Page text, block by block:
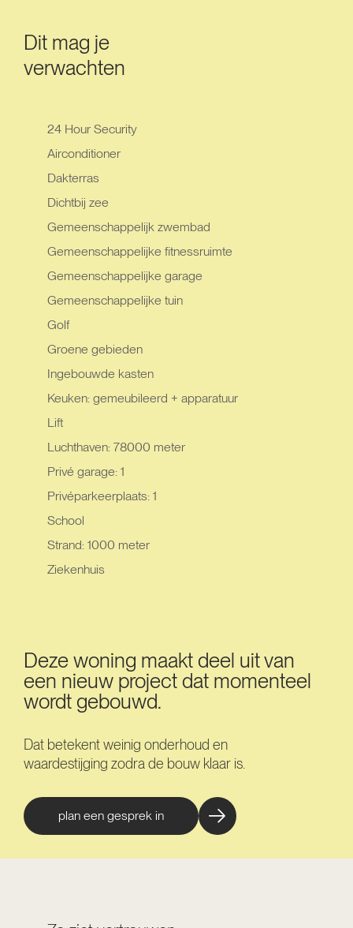
Dit mag je
verwachten
24 Hour Security
Airconditioner
Dakterras
Dichtbij zee
Gemeenschappelijk zwembad
Gemeenschappelijke fitnessruimte
Gemeenschappelijke garage
Gemeenschappelijke tuin
Golf
Groene gebieden
Ingebouwde kasten
Keuken: gemeubileerd + apparatuur
Lift
Luchthaven: 78000 meter
Privé garage: 1
Privéparkeerplaats: 1
School
Strand: 1000 meter
Ziekenhuis
Deze woning maakt deel uit van
een nieuw project dat momenteel
wordt gebouwd.
Dat betekent weinig onderhoud en
waardestijging zodra de bouw klaar is.
plan een gesprek in